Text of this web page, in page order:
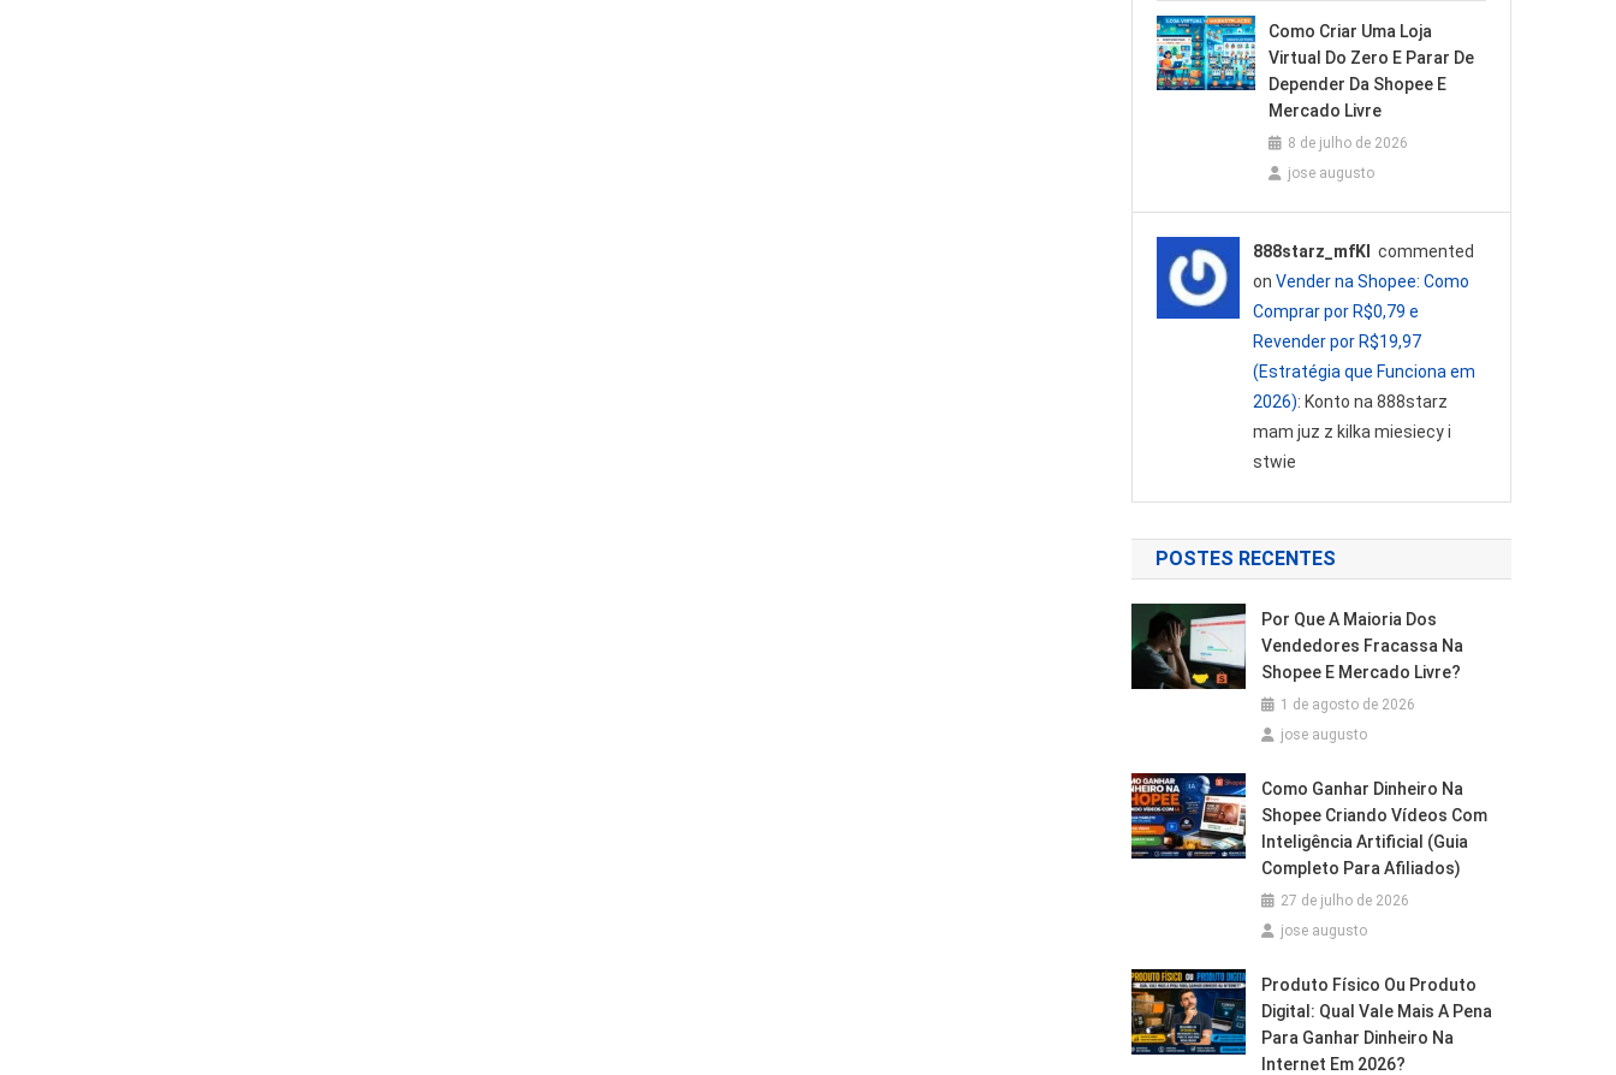
Como Criar Uma Loja
Virtual Do Zero E Parar De
Depender Da Shopee E
Mercado Livre
8 de julho de 2026
jose augusto
888starz_mfKl
commented
on Vender na Shopee: Como
Comprar por R$0,79 e
Revender por R$19,97
(Estratégia que Funciona em
2026): Konto na 888starz
mam juz z kilka miesiecy i
stwie
POSTES RECENTES
Por Que A Maioria Dos
Vendedores Fracassa Na
Shopee E Mercado Livre?
1 de agosto de 2026
jose augusto
Como Ganhar Dinheiro Na
Shopee Criando Vídeos Com
Inteligência Artificial (Guia
Completo Para Afiliados)
27 de julho de 2026
jose augusto
Produto Físico Ou Produto
Digital: Qual Vale Mais A Pena
Para Ganhar Dinheiro Na
Internet Em 2026?